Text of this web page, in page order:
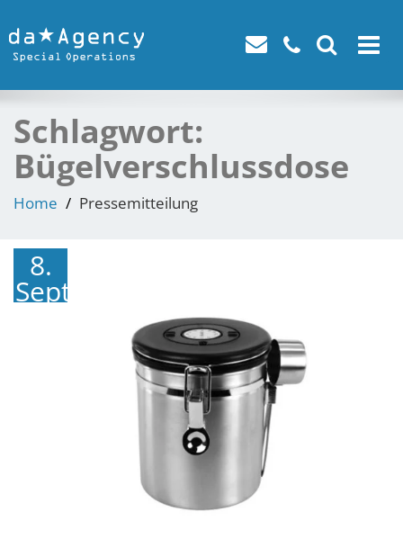
Toggle
Schlagwort:
Bügelverschlussdose
Home Pressemitteilung
8.
September